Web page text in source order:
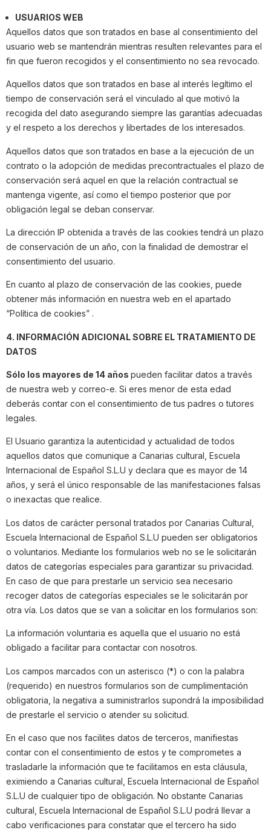
USUARIOS WEB
Aquellos datos que son tratados en base al consentimiento del
usuario web se mantendrán mientras resulten relevantes para el
fin que fueron recogidos y el consentimiento no sea revocado.
Aquellos datos que son tratados en base al interés legítimo el
tiempo de conservación será el vinculado al que motivó la
recogida del dato asegurando siempre las garantías adecuadas
y el respeto a los derechos y libertades de los interesados.
Aquellos datos que son tratados en base a la ejecución de un
contrato o la adopción de medidas precontractuales el plazo de
conservación será aquel en que la relación contractual se
mantenga vigente, así como el tiempo posterior que por
obligación legal se deban conservar.
La dirección IP obtenida a través de las cookies tendrá un plazo
de conservación de un año, con la finalidad de demostrar el
consentimiento del usuario.
En cuanto al plazo de conservación de las cookies, puede
obtener más información en nuestra web en el apartado
“Política de cookies” .
4. INFORMACIÓN ADICIONAL SOBRE EL TRATAMIENTO DE
DATOS
Sólo los mayores de 14 años pueden facilitar datos a través
de nuestra web y correo-e. Si eres menor de esta edad
deberás contar con el consentimiento de tus padres o tutores
legales.
El Usuario garantiza la autenticidad y actualidad de todos
aquellos datos que comunique a Canarias cultural, Escuela
Internacional de Español S.L.U y declara que es mayor de 14
años, y será el único responsable de las manifestaciones falsas
o inexactas que realice.
Los datos de carácter personal tratados por Canarias Cultural,
Escuela Internacional de Español S.L.U pueden ser obligatorios
o voluntarios. Mediante los formularios web no se le solicitarán
datos de categorías especiales para garantizar su privacidad.
En caso de que para prestarle un servicio sea necesario
recoger datos de categorías especiales se le solicitarán por
otra vía. Los datos que se van a solicitar en los formularios son:
La información voluntaria es aquella que el usuario no está
obligado a facilitar para contactar con nosotros.
Los campos marcados con un asterisco (*) o con la palabra
(requerido) en nuestros formularios son de cumplimentación
obligatoria, la negativa a suministrarlos supondrá la imposibilidad
de prestarle el servicio o atender su solicitud.
En el caso que nos facilites datos de terceros, manifiestas
contar con el consentimiento de estos y te comprometes a
trasladarle la información que te facilitamos en esta cláusula,
eximiendo a Canarias cultural, Escuela Internacional de Español
S.L.U de cualquier tipo de obligación. No obstante Canarias
cultural, Escuela Internacional de Español S.L.U podrá llevar a
cabo verificaciones para constatar que el tercero ha sido